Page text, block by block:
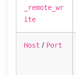
_remote_wr
ite
Host / Port